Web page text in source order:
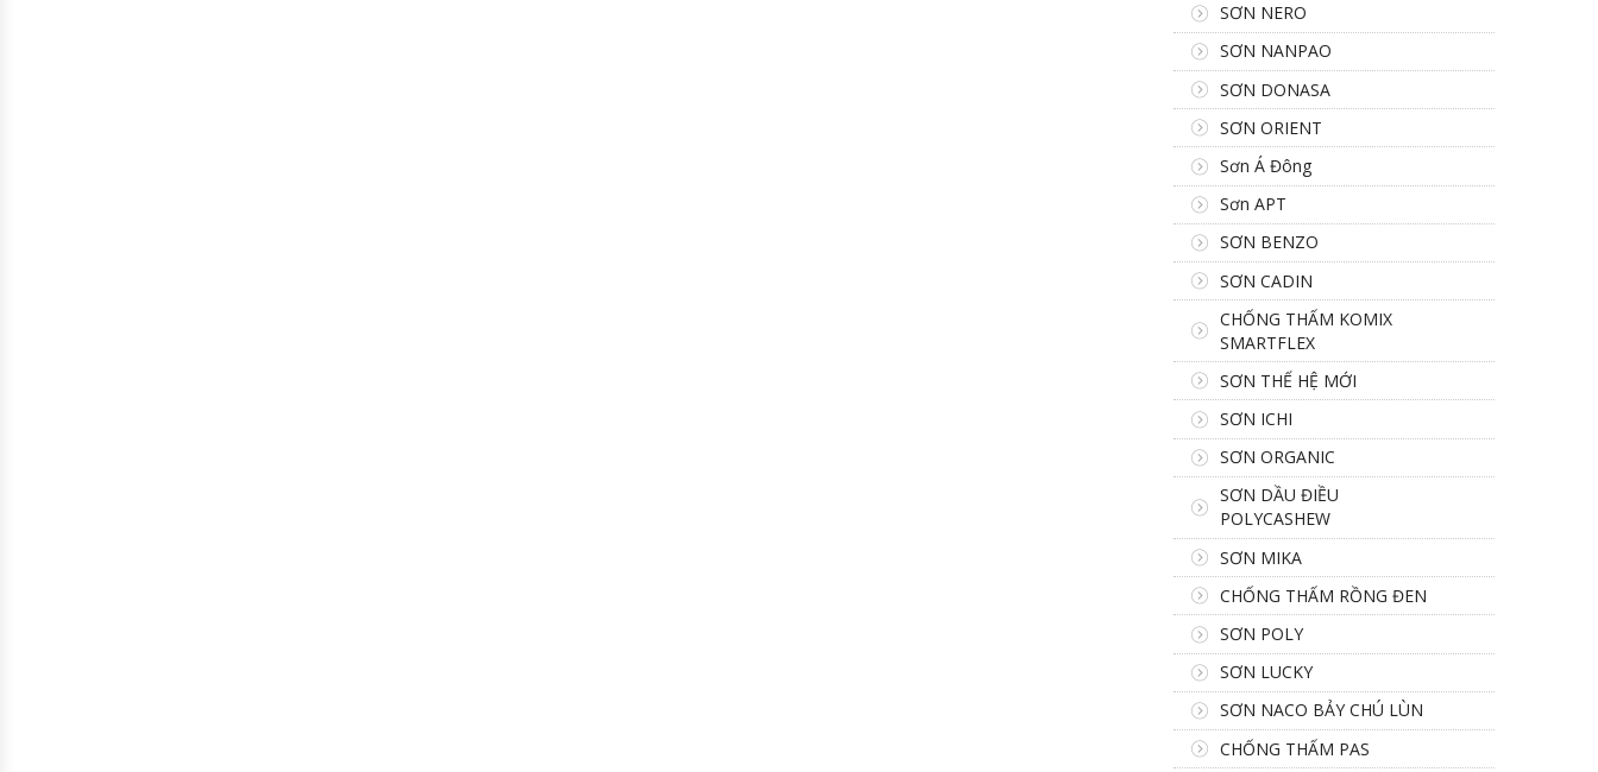
SƠN NERO
SƠN NANPAO
SƠN DONASA
SƠN ORIENT
Sơn Á Đông
Sơn APT
SƠN BENZO
SƠN CADIN
CHỐNG THẤM KOMIX
SMARTFLEX
SƠN THẾ HỆ MỚI
SƠN ICHI
SƠN ORGANIC
SƠN DẦU ĐIỀU
POLYCASHEW
SƠN MIKA
CHỐNG THẤM RỒNG ĐEN
SƠN POLY
SƠN LUCKY
SƠN NACO BẢY CHÚ LÙN
CHỐNG THẤM PAS